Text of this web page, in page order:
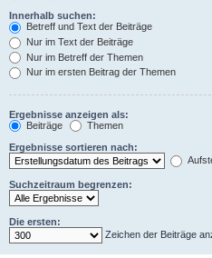
Innerhalb suchen:
Betreff und Text der Beiträge
Nur im Text der Beiträge
Nur im Betreff der Themen
Nur im ersten Beitrag der Themen
Ergebnisse anzeigen als:
Beiträge
Themen
Ergebnisse sortieren nach:
Suchzeitraum begrenzen:
Die ersten:
Zeichen der Beiträge